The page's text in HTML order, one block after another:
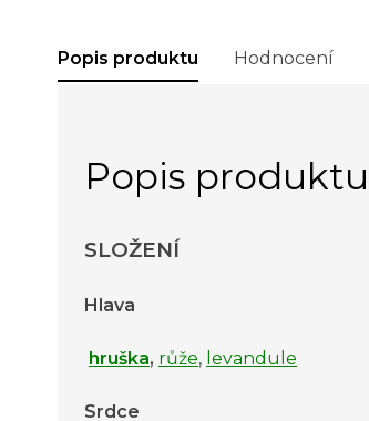
Popis produktu Hodnocení
Popis produktu
SLOŽENÍ
Hlava
hruška, růže, levandule
Srdce